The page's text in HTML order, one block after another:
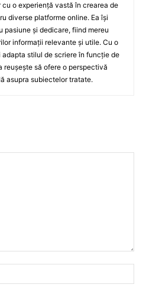
o experiență vastă în crearea de
diverse platforme online. Ea își
și dedicare, fiind mereu
informații relevante și utile. Cu o
stilul de scriere în funcție de
reușește să ofere o perspectivă
asupra subiectelor tratate.